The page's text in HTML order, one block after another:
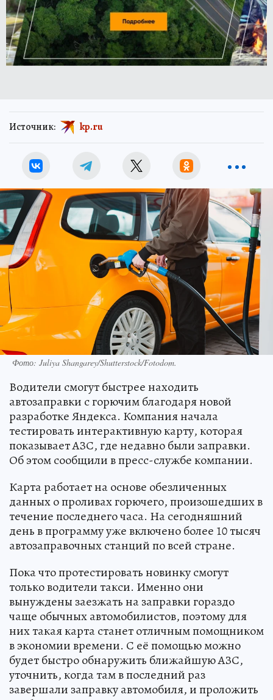
Источник: kp.ru
Фото: Juliya Shangarey/Shutterstock/Fotodom.
Водители смогут быстрее находить
автозаправки с горючим благодаря новой
разработке Яндекса. Компания начала
тестировать интерактивную карту, которая
показывает АЗС, где недавно были заправки.
Об этом сообщили в пресс-службе компании.
Карта работает на основе обезличенных
данных о проливах горючего, произошедших в
течение последнего часа. На сегодняшний
день в программу уже включено более 10 тысяч
автозаправочных станций по всей стране.
Пока что протестировать новинку смогут
только водители такси. Именно они
вынуждены заезжать на заправки гораздо
чаще обычных автомобилистов, поэтому для
них такая карта станет отличным помощником
в экономии времени. С её помощью можно
будет быстро обнаружить ближайшую АЗС,
уточнить, когда там в последний раз
завершали заправку автомобиля, и проложить